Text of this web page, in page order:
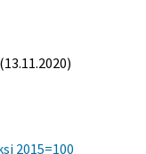
(13.11.2020)
2015=100